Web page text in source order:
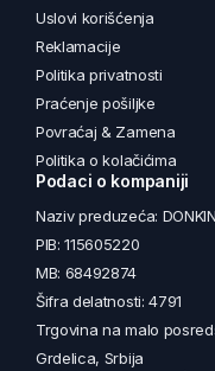
Uslovi korišćenja
Reklamacije
Politika privatnosti
Praćenje pošiljke
Povraćaj & Zamena
Politika o kolačićima
Podaci o kompaniji
Naziv preduzeća: DONKIN
PIB: 115605220
MB: 68492874
Šifra delatnosti: 4791
Trgovina na malo
Grdelica, Srbija